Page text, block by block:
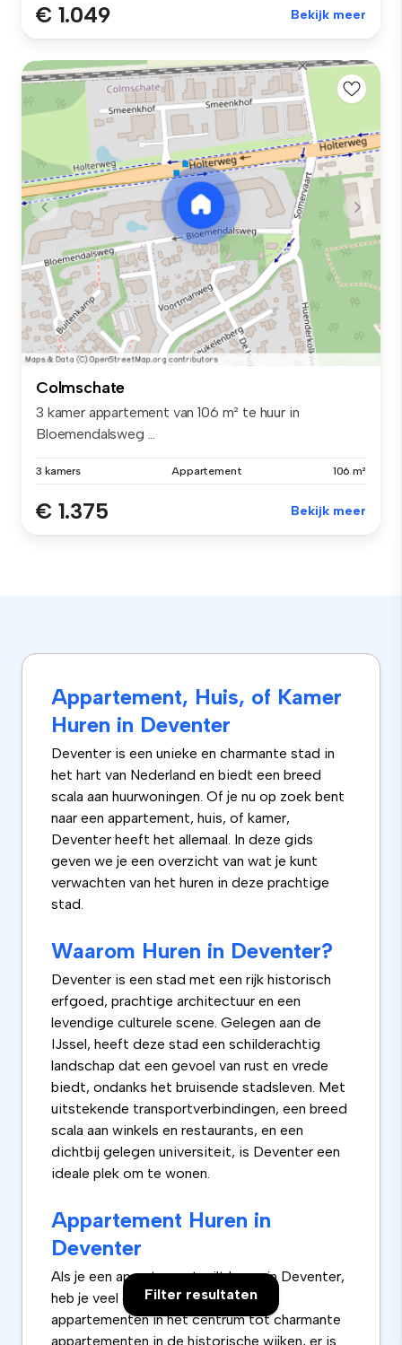
Filter resultaten
€ 1.049 Bekijk meer
Colmschate
3 kamer appartement van 106 m² te huur in
Bloemendalsweg ...
3 kamers Appartement 106 m²
€ 1.375 Bekijk meer
Appartement, Huis, of Kamer
Huren in Deventer
Deventer is een unieke en charmante stad in
het hart van Nederland en biedt een breed
scala aan huurwoningen. Of je nu op zoek bent
naar een appartement, huis, of kamer,
Deventer heeft het allemaal. In deze gids
geven we je een overzicht van wat je kunt
verwachten van het huren in deze prachtige
stad.
Waarom Huren in Deventer?
Deventer is een stad met een rijk historisch
erfgoed, prachtige architectuur en een
levendige culturele scene. Gelegen aan de
IJssel, heeft deze stad een schilderachtig
landschap dat een gevoel van rust en vrede
biedt, ondanks het bruisende stadsleven. Met
uitstekende transportverbindingen, een breed
scala aan winkels en restaurants, en een
dichtbij gelegen universiteit, is Deventer een
ideale plek om te wonen.
Appartement Huren in
Deventer
Als je een appartement wilt huren in Deventer,
heb je veel opties. Van moderne
appartementen in het centrum tot charmante
appartementen in de historische wijken, er is